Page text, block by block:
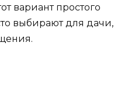
вариант простого
выбирают для дачи,